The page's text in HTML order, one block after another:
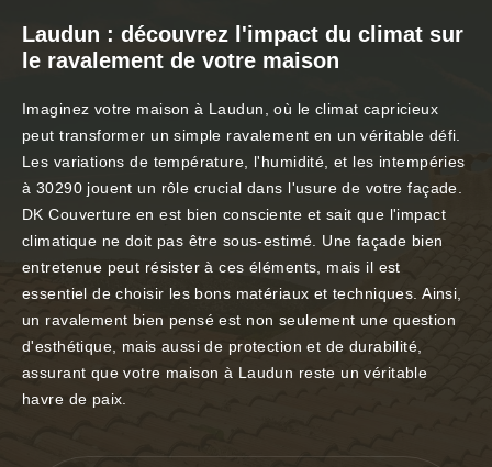
Laudun : découvrez l'impact du climat sur
le ravalement de votre maison
Imaginez votre maison à Laudun, où le climat capricieux
peut transformer un simple ravalement en un véritable défi.
Les variations de température, l'humidité, et les intempéries
à 30290 jouent un rôle crucial dans l'usure de votre façade.
DK Couverture en est bien consciente et sait que l'impact
climatique ne doit pas être sous-estimé. Une façade bien
entretenue peut résister à ces éléments, mais il est
essentiel de choisir les bons matériaux et techniques. Ainsi,
un ravalement bien pensé est non seulement une question
d'esthétique, mais aussi de protection et de durabilité,
assurant que votre maison à Laudun reste un véritable
havre de paix.